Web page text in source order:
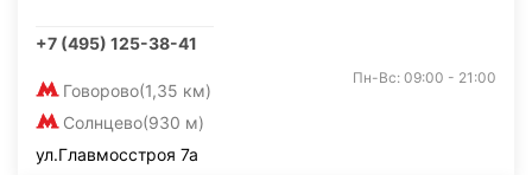
+7 (495) 125-38-41
Говорово(1,35 км)
Солнцево(930 м)
Пн-Вс: 09:00 - 21:00
ул.Главмосстроя 7а